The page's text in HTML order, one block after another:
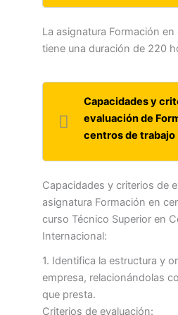
La asignatura Formación
tiene una duración de 220
Capacidades y
evaluación de
centros de trabajo
Capacidades y criterios de
asignatura Formación en
curso Técnico Superior en
Internacional:
1. Identifica la estructura y
empresa, relacionándolas
que presta.
Criterios de evaluación: